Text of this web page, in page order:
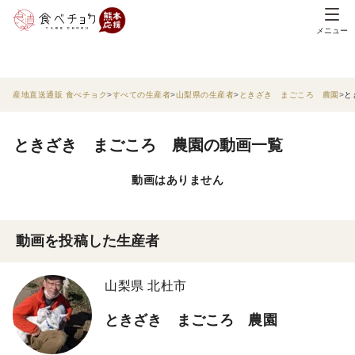
メニュー
産地直送通販 食べチョク すべての生産者 山梨県の生産者 ときざき まごころ 農園
ときざき まごころ 農園の動画一覧
動画はありません
動画を投稿した生産者
山梨県 北杜市
ときざき まごころ 農園